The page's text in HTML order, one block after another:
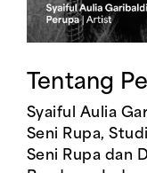
Tentang
Syaiful Aulia
Seni Rupa,
Seni Rupa dan